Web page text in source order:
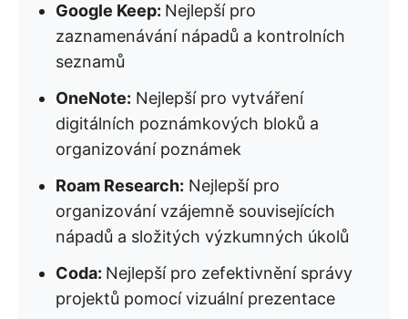
Google Keep: Nejlepší pro
zaznamenávání nápadů a kontrolních
seznamů
OneNote: Nejlepší pro vytváření
digitálních poznámkových bloků a
organizování poznámek
Roam Research: Nejlepší pro
organizování vzájemně souvisejících
nápadů a složitých výzkumných úkolů
Coda: Nejlepší pro zefektivnění správy
projektů pomocí vizuální prezentace